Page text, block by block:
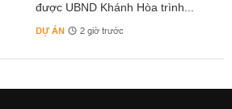
được UBND Khánh Hòa trình...
DỰ ÁN 2 giờ trước